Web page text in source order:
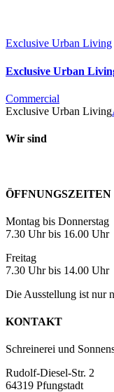
Exclusive Urban Living
Exclusive Urban
Commercial
Exclusive Urban Living
Wir sind
ÖFFNUNGSZEITEN
Montag bis Donnerstag
7.30 Uhr bis 16.00 Uhr
Freitag
7.30 Uhr bis 14.00 Uhr
Die Ausstellung ist nur
KONTAKT
Schreinerei und
Rudolf-Diesel-Str. 2
64319 Pfungstadt